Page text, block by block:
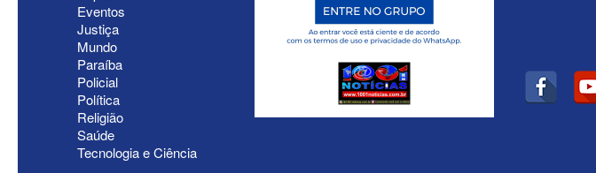
Eventos
Justiça
Mundo
Paraíba
Policial
Política
Religião
Saúde
Tecnologia e Ciência